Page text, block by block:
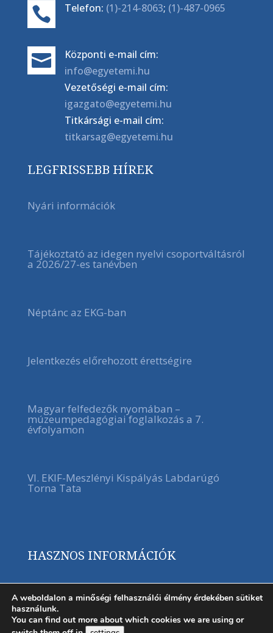
 Telefon: (1)-214-8063; (1)-487-0965

Központi e-mail cím:
info@egyetemi.hu
Vezetőségi e-mail cím:
igazgato@egyetemi.hu
Titkársági e-mail cím:
titkarsag@egyetemi.hu
LEGFRISSEBB HÍREK
Nyári információk
Tájékoztató az idegen nyelvi csoportváltásról
a 2026/27-es tanévben
Néptánc az EKG-ban
Jelentkezés előrehozott érettségire
Magyar felfedezők nyomában –
múzeumpedagógiai foglalkozás a 7.
évfolyamon
VI. EKIF-Meszlényi Kispályás Labdarúgó
Torna Tata
HASZNOS INFORMÁCIÓK
A weboldalon a minőségi felhasználói élmény érdekében sütiket
használunk.
You can find out more about which cookies we are using or